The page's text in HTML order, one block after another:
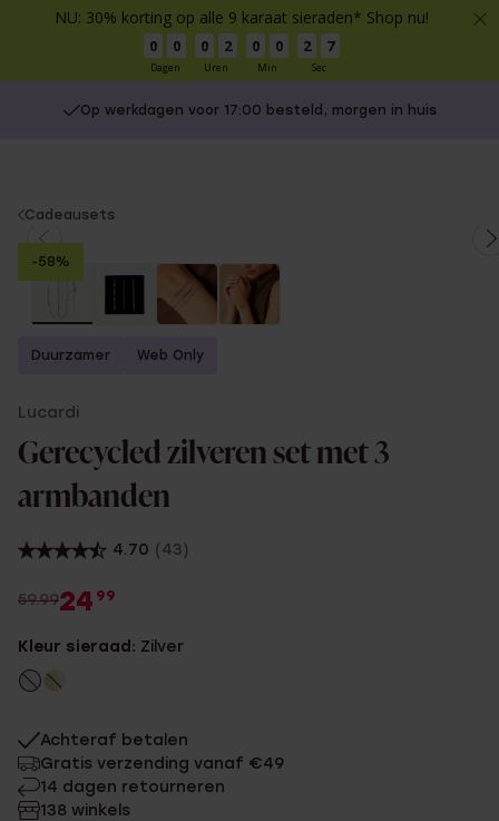
NU: 30% korting op alle 9 karaat sieraden* Shop nu!
0 0
Dagen
0 2
Uren
0 0
Min
2 7
Sec
Op werkdagen voor 17:00 besteld, morgen in huis
You
are
here:
Cadeausets
-58%
Duurzamer Web Only
Lucardi
Gerecycled zilveren set met 3
armbanden
4.70 (43)
59.9924 99
Kleur sieraad: Zilver
Achteraf betalen
Gratis verzending vanaf €49
14 dagen retourneren
138 winkels